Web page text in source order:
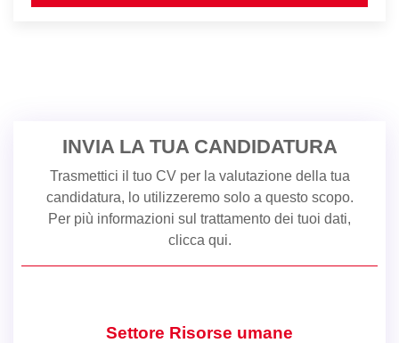
INVIA LA TUA CANDIDATURA
Trasmettici il tuo CV per la valutazione della tua
candidatura, lo utilizzeremo solo a questo scopo.
Per più informazioni sul trattamento dei tuoi dati,
clicca qui.
Settore Risorse umane